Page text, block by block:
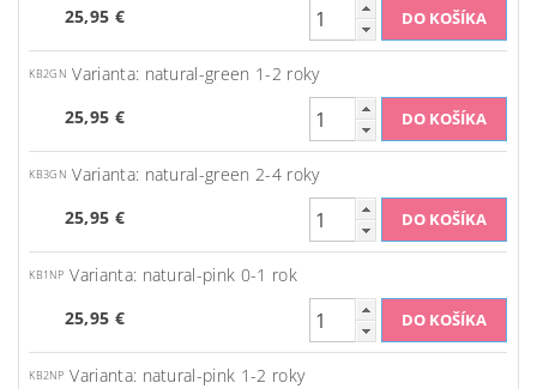
25,95 €
KB2GN Varianta: natural-green 1-2 roky
25,95 €
KB3GN Varianta: natural-green 2-4 roky
25,95 €
KB1NP Varianta: natural-pink 0-1 rok
25,95 €
KB2NP Varianta: natural-pink 1-2 roky